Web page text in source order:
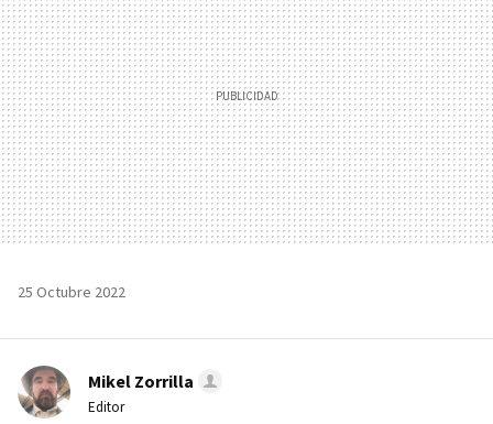
25 Octubre 2022
Mikel Zorrilla
Editor